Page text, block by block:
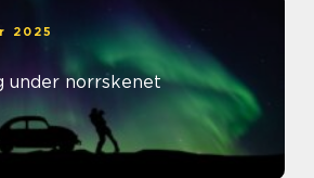
2025
under norrskenet